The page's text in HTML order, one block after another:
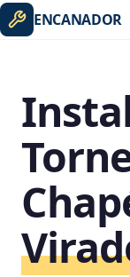
ENCANADOR